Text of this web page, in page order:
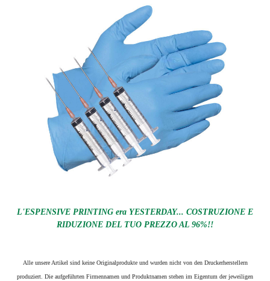
L'ESPENSIVE PRINTING era YESTERDAY... COSTRUZIONE E
RIDUZIONE DEL TUO PREZZO AL 96%!!
Alle unsere Artikel sind keine Originalprodukte und wurden nicht von den Druckerherstellern
produziert. Die aufgeführten Firmennamen und Produktnamen stehen im Eigentum der jeweiligen